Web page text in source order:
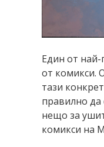
Един от най-
от комикси.
тази
правилно да
нещо за
комикси на